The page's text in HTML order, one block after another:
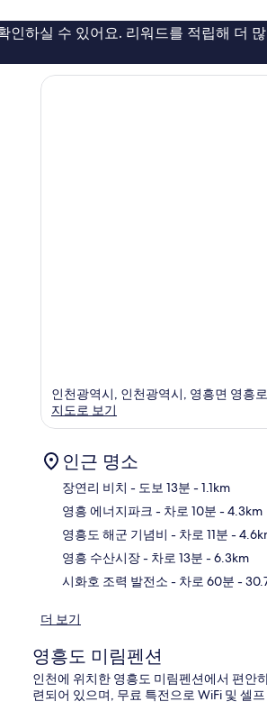
용
후
170
인하실 수 있어요. 리워드를 적립해 더
인천광역시, 인천광역시, 영흥면 영흥
지도로 보기
인근 명소
장연리 비치 - 도보 13분 - 1.1km
영흥 에너지파크 - 차로 10분 - 4.3km
영흥도 해군 기념비 - 차로 11분 -
영흥 수산시장- 차로 13분 - 6.3km
시화호 조력 발전소 - 차로 60분 -
더 보기
영흥도 미림펜션
인천에 위치한 영흥도 미림펜션에서 편안
련되어 있으며, 무료 특전으로 WiFi 및 셀